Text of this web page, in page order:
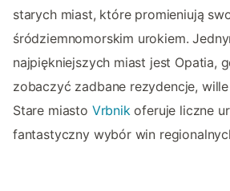
starych miast, które promieniują
śródziemnomorskim urokiem.
najpiękniejszych miast jest Opatia,
zobaczyć zadbane rezydencje,
Stare miasto Vrbnikoferuje liczne
fantastyczny wybór win